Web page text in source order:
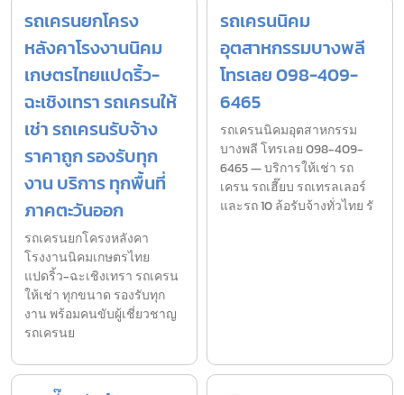
รถเครนยกโครง
หลังคาโรงงานนิคม
เกษตรไทยแปดริ้ว-
ฉะเชิงเทรา รถเครนให้
เช่า รถเครนรับจ้าง
ราคาถูก รองรับทุก
งาน บริการ ทุกพื้นที่
ภาคตะวันออก
รถเครนยกโครงหลังคา
โรงงานนิคมเกษตรไทย
แปดริ้ว-ฉะเชิงเทรา รถเครน
ให้เช่า ทุกขนาด รองรับทุก
งาน พร้อมคนขับผู้เชี่ยวชาญ
รถเครนย
รถเครนนิคม
อุตสาหกรรมบางพลี
โทรเลย 098-409-
6465
รถเครนนิคมอุตสาหกรรม
บางพลี โทรเลย 098-409-
6465 — บริการให้เช่า รถ
เครน รถเฮี๊ยบ รถเทรลเลอร์
และรถ 10 ล้อรับจ้างทั่วไทย รั